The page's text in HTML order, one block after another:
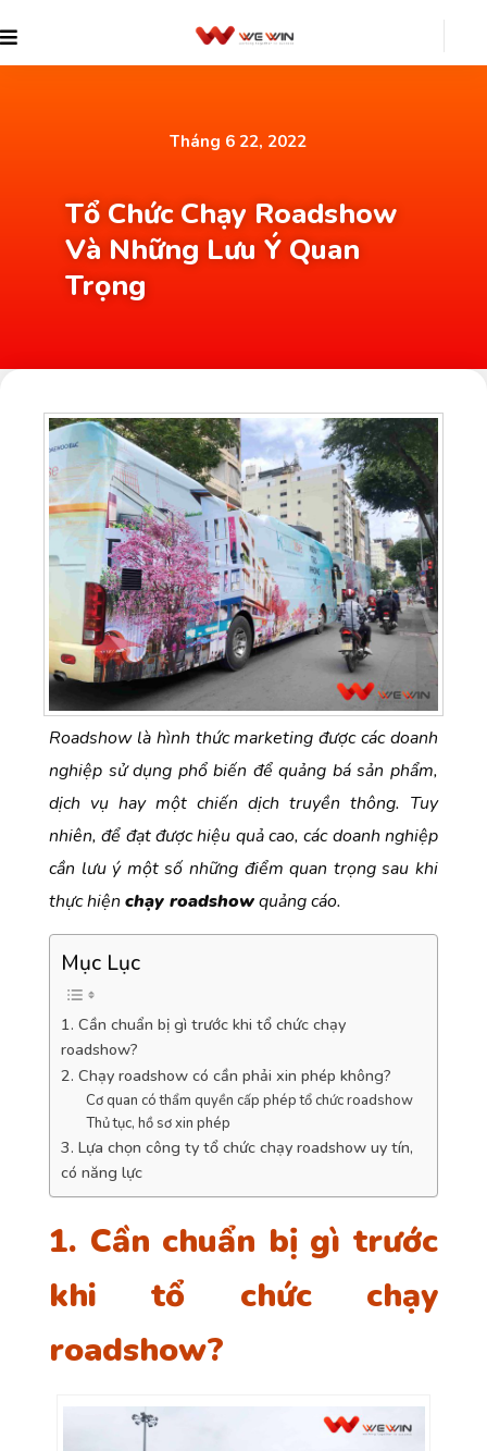
Tháng 6 22, 2022
Tổ Chức Chạy Roadshow
Và Những Lưu Ý Quan
Trọng
Roadshow là hình thức marketing được các doanh
nghiệp sử dụng phổ biến để quảng bá sản phẩm,
dịch vụ hay một chiến dịch truyền thông. Tuy
nhiên, để đạt được hiệu quả cao, các doanh nghiệp
cần lưu ý một số những điểm quan trọng sau khi
thực hiện chạy roadshowquảng cáo.
Mục Lục
1. Cần chuẩn bị gì trước khi tổ chức chạy
roadshow?
2. Chạy roadshow có cần phải xin phép không?
Cơ quan có thẩm quyền cấp phép tổ chức roadshow
Thủ tục, hồ sơ xin phép
3. Lựa chọn công ty tổ chức chạy roadshow uy tín,
có năng lực
1. Cần chuẩn bị gì trước
khi tổ chức chạy
roadshow?